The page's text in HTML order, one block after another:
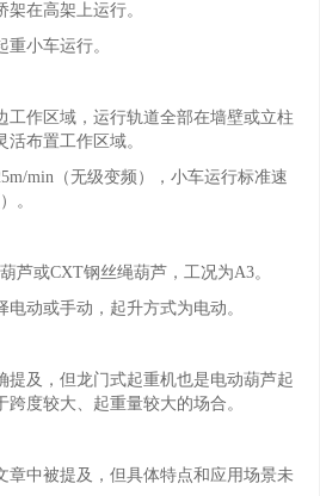
在高架上运行。
小车运行。
工作区域，运行轨道全部在墙壁或立柱
布置工作区域。
min（无级变频），小车运行标准速
。
芦或CXT钢丝绳葫芦，工况为A3。
动或手动，起升方式为电动。
提及，但龙门式起重机也是电动葫芦起
度较大、起重量较大的场合。
章中被提及，但具体特点和应用场景未